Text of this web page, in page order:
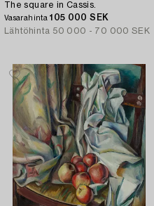
The square in Cassis.
Vasarahinta105 000 SEK
Lähtöhinta 50 000 - 70 000 SEK